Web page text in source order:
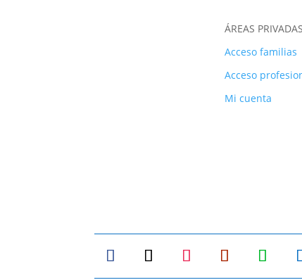
ÁREAS PRIVADAS
Acceso familias
Acceso
Mi cuenta